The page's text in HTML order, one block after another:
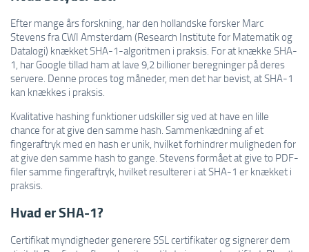
Efter mange års forskning, har den hollandske forsker Marc
Stevens fra CWI Amsterdam (Research Institute for Matematik og
Datalogi) knækket SHA-1-algoritmen i praksis. For at knække SHA-
1, har Google tillad ham at lave 9,2 billioner beregninger på deres
servere. Denne proces tog måneder, men det har bevist, at SHA-1
kan knækkes i praksis.
Kvalitative hashing funktioner udskiller sig ved at have en lille
chance for at give den samme hash. Sammenkædning af et
fingeraftryk med en hash er unik, hvilket forhindrer muligheden for
at give den samme hash to gange. Stevens formået at give to PDF-
filer samme fingeraftryk, hvilket resulterer i at SHA-1 er knækket i
praksis.
Hvad er SHA-1?
Certifikat myndigheder generere SSL certifikater og signerer dem